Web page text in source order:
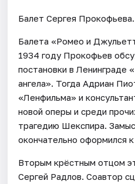
Балет Сергея Прокофьева.
Балета «Ромео и
1934 году Прокофьев
постановки в Ленинграде
ангела». Тогда Адриан
«Ленфильма» и
новой оперы и среди
трагедию Шекспира.
окончательно оформился
Вторым крёстным отцом
Сергей Радлов. Соавтор